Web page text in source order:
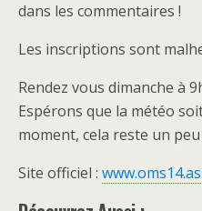
dans les commentaires !
Les inscriptions sont
Rendez vous dimanche à
Espérons que la météo
moment, cela reste un
Site officiel :